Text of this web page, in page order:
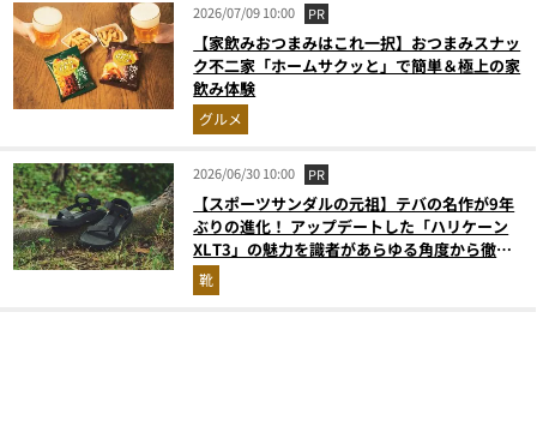
2026/07/09 10:00 PR
【家飲みおつまみはこれ一択】おつまみスナッ
ク不二家「ホームサクッと」で簡単＆極上の家
飲み体験
グルメ
2026/06/30 10:00 PR
【スポーツサンダルの元祖】テバの名作が9年
ぶりの進化！ アップデートした「ハリケーン
XLT3」の魅力を識者があらゆる角度から徹底
解説！
靴